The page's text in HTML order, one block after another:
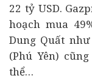
22 tỷ USD.
hoạch mua
Dung Quất
(Phú Yên)
thể…